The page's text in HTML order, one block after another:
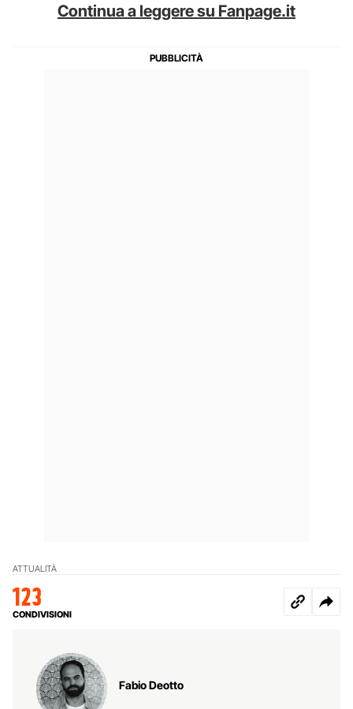
Continua a leggere su Fanpage.it
ATTUALITÀ
123
CONDIVISIONI
Fabio Deotto